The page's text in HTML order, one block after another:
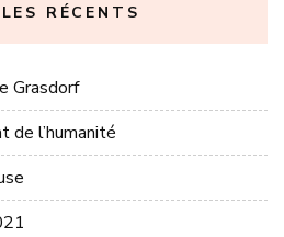
RÉCENTS
Grasdorf
de l’humanité